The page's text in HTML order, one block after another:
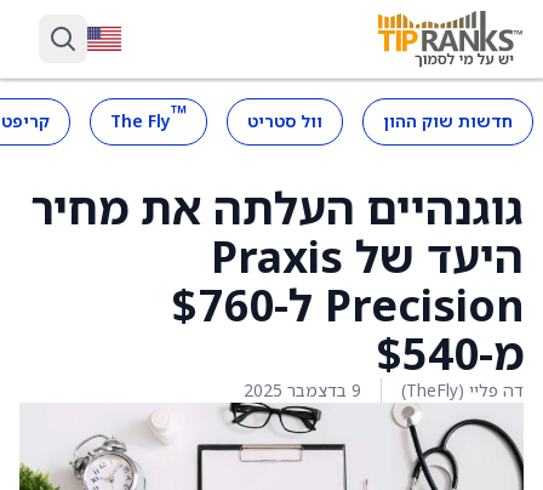
חדשות שוק ההון וול סטריט ™
The Fly
גוגנהיים העלתה את מחיר
היעד של Praxis
Precision ל-$760
מ-$540
דה פליי (TheFly) 9 בדצמבר 2025